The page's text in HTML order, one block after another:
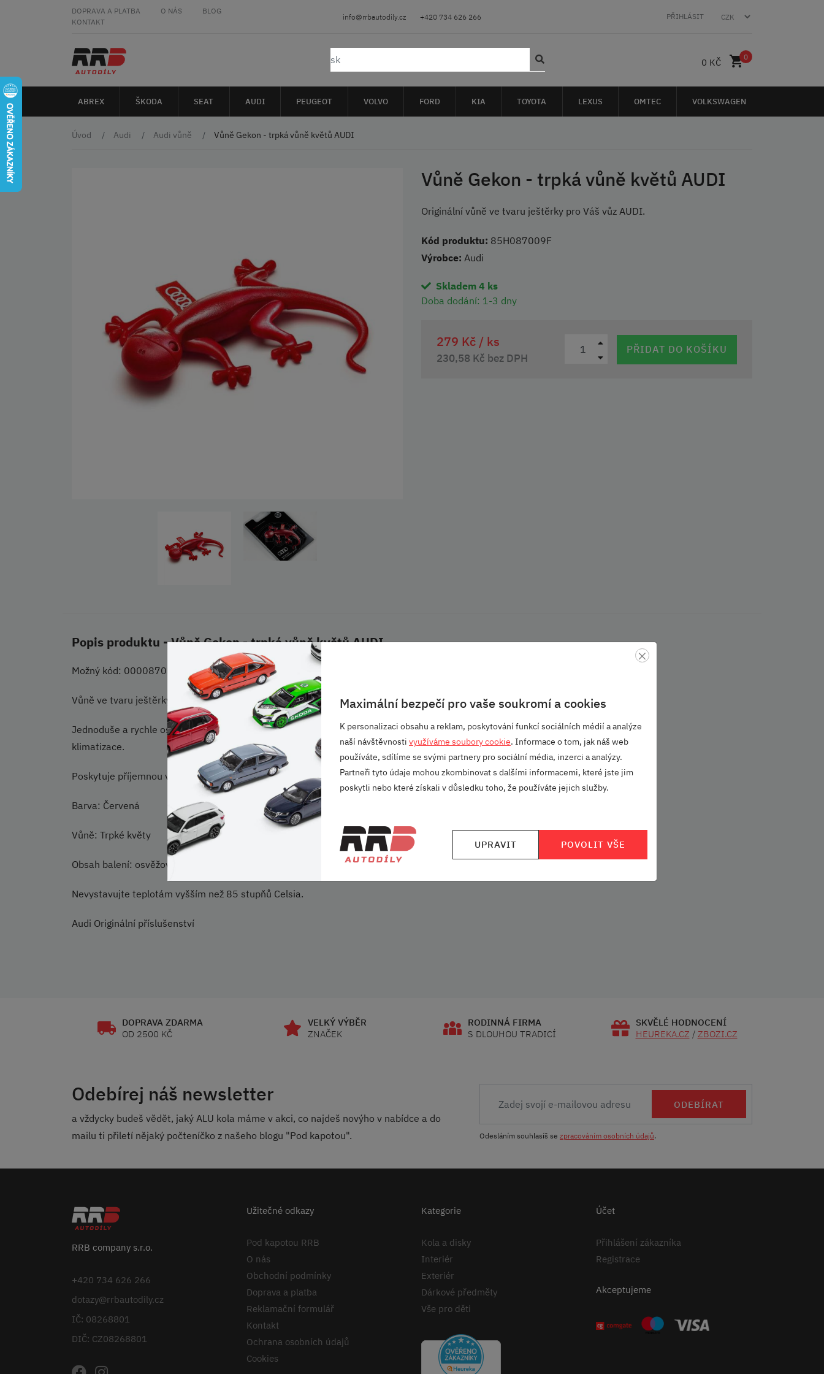
DOPRAVA A PLATBA O NÁS
BLOG
KONTAKT
info@rrbautodily.cz +420 734 626 266 PŘIHLÁSIT
0 KČ 0
ABREX ŠKODA SEAT AUDI PEUGEOT VOLVO FORD KIA TOYOTA LEXUS OMTEC VOLKSWAGEN
Úvod Audi Audi vůně Vůně Gekon - trpká vůně květů AUDI
Vůně Gekon - trpká vůně květů AUDI
Originální vůně ve tvaru ještěrky pro Váš vůz AUDI.
Kód produktu: 85H087009F
Výrobce: Audi
Skladem 4 ks
Doba dodání: 1-3 dny
279 Kč / ks
230,58 Kč bez DPH
PŘIDAT DO KOŠÍKU
Popis produktu - Vůně Gekon - trpká vůně květů AUDI
Možný kód: 000087009B
Vůně ve tvaru ještěrky na výdech klimatizace.
Jednoduše a rychle osvěžovač vzduchu nasadíte na žebra výdechů
klimatizace.
Poskytuje příjemnou vůni ve vozidle po dobu cca 45 dní.
Barva: Červená
Vůně: Trpké květy
Obsah balení: osvěžovač vzduchu gekon, příchytka s vlajkou AUDI
Nevystavujte teplotám vyšším než 85 stupňů Celsia.
Audi Originální příslušenství
DOPRAVA ZDARMA
OD 2500 KČ
VELKÝ VÝBĚR
ZNAČEK
RODINNÁ FIRMA
S DLOUHOU TRADICÍ
SKVĚLÉ HODNOCENÍ
HEUREKA.CZ / ZBOZI.CZ
Odebírej náš newsletter
a vždycky budeš vědět, jaký ALU kola máme v akci, co najdeš novýho v nabídce a do
mailu ti přiletí nějaký počteníčko z našeho blogu "Pod kapotou".
ODEBÍRAT
Odesláním souhlasíš se zpracováním osobních údajů.
RRB company s.r.o.
+420 734 626 266
dotazy@rrbautodily.cz
IČ: 08268801
DIČ: CZ08268801
Užitečné odkazy
Pod kapotou RRB
O nás
Obchodní podmínky
Doprava a platba
Reklamační formulář
Kontakt
Ochrana osobních údajů
Cookies
Kategorie
Kola a disky
Interiér
Exteriér
Dárkové předměty
Vše pro děti
Účet
Přihlášení zákazníka
Registrace
Akceptujeme
×
Maximální bezpečí pro vaše soukromí a cookies
K personalizaci obsahu a reklam, poskytování funkcí sociálních médií a analýze
naší návštěvnosti využíváme soubory cookie. Informace o tom, jak náš web
používáte, sdílíme se svými partnery pro sociální média, inzerci a analýzy.
Partneři tyto údaje mohou zkombinovat s dalšími informacemi, které jste jim
poskytli nebo které získali v důsledku toho, že používáte jejich služby.
UPRAVIT POVOLIT VŠE